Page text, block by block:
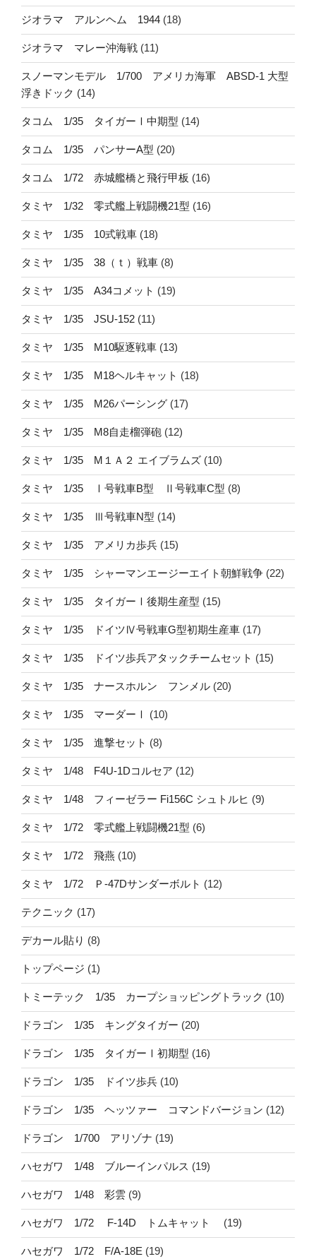
ジオラマ アルンヘム 1944 (18)
ジオラマ マレー沖海戦 (11)
スノーマンモデル 1/700 アメリカ海軍 ABSD-1 大型
浮きドック (14)
タコム 1/35 タイガーⅠ中期型 (14)
タコム 1/35 パンサーA型 (20)
タコム 1/72 赤城艦橋と飛行甲板 (16)
タミヤ 1/32 零式艦上戦闘機21型 (16)
タミヤ 1/35 10式戦車 (18)
タミヤ 1/35 38（ｔ）戦車 (8)
タミヤ 1/35 A34コメット (19)
タミヤ 1/35 JSU-152 (11)
タミヤ 1/35 M10駆逐戦車 (13)
タミヤ 1/35 M18ヘルキャット (18)
タミヤ 1/35 M26パーシング (17)
タミヤ 1/35 M8自走榴弾砲 (12)
タミヤ 1/35 M１Ａ２ エイブラムズ (10)
タミヤ 1/35 Ⅰ号戦車B型 Ⅱ号戦車C型 (8)
タミヤ 1/35 Ⅲ号戦車N型 (14)
タミヤ 1/35 アメリカ歩兵 (15)
タミヤ 1/35 シャーマンエージーエイト朝鮮戦争 (22)
タミヤ 1/35 タイガーⅠ後期生産型 (15)
タミヤ 1/35 ドイツⅣ号戦車G型初期生産車 (17)
タミヤ 1/35 ドイツ歩兵アタックチームセット (15)
タミヤ 1/35 ナースホルン フンメル (20)
タミヤ 1/35 マーダーⅠ (10)
タミヤ 1/35 進撃セット (8)
タミヤ 1/48 F4U-1Dコルセア (12)
タミヤ 1/48 フィーゼラー Fi156C シュトルヒ (9)
タミヤ 1/72 零式艦上戦闘機21型 (6)
タミヤ 1/72 飛燕 (10)
タミヤ 1/72 Ｐ-47Dサンダーボルト (12)
テクニック (17)
デカール貼り (8)
トップページ (1)
トミーテック 1/35 カープショッピングトラック (10)
ドラゴン 1/35 キングタイガー (20)
ドラゴン 1/35 タイガーⅠ初期型 (16)
ドラゴン 1/35 ドイツ歩兵 (10)
ドラゴン 1/35 ヘッツァー コマンドバージョン (12)
ドラゴン 1/700 アリゾナ (19)
ハセガワ 1/48 ブルーインパルス (19)
ハセガワ 1/48 彩雲 (9)
ハセガワ 1/72 F-14D トムキャット (19)
ハセガワ 1/72 F/A-18E (19)